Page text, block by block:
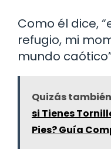
Como él dice,
refugio, mi
mundo
Quizás
si Tienes
Pies? Guía